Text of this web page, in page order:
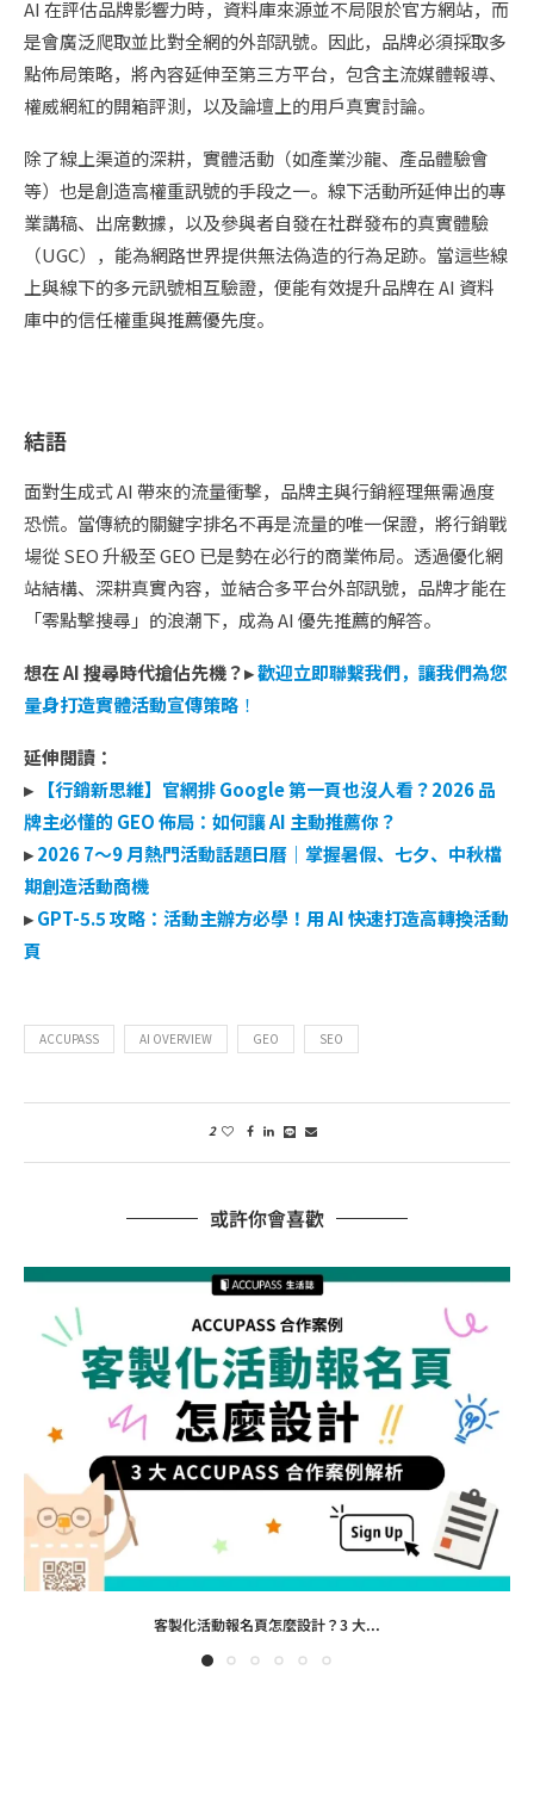
AI 在評估品牌影響力時，資料庫來源並不局限於官方網站，而
是會廣泛爬取並比對全網的外部訊號。因此，品牌必須採取多
點佈局策略，將內容延伸至第三方平台，包含主流媒體報導、
權威網紅的開箱評測，以及論壇上的用戶真實討論。
除了線上渠道的深耕，實體活動（如產業沙龍、產品體驗會
等）也是創造高權重訊號的手段之一。線下活動所延伸出的專
業講稿、出席數據，以及參與者自發在社群發布的真實體驗
（UGC），能為網路世界提供無法偽造的行為足跡。當這些線
上與線下的多元訊號相互驗證，便能有效提升品牌在 AI 資料
庫中的信任權重與推薦優先度。
結語
面對生成式 AI 帶來的流量衝擊，品牌主與行銷經理無需過度
恐慌。當傳統的關鍵字排名不再是流量的唯一保證，將行銷戰
場從 SEO 升級至 GEO 已是勢在必行的商業佈局。透過優化網
站結構、深耕真實內容，並結合多平台外部訊號，品牌才能在
「零點擊搜尋」的浪潮下，成為 AI 優先推薦的解答。
想在 AI 搜尋時代搶佔先機？▸歡迎立即聯繫我們，讓我們為您
量身打造實體活動宣傳策略 ！
延伸閱讀：
▸
【行銷新思維】官網排 Google 第一頁也沒人看？2026 品
牌主必懂的 GEO 佈局：如何讓 AI 主動推薦你？
▸2026 7～9 月熱門活動話題日曆｜掌握暑假、七夕、中秋檔
期創造活動商機
▸GPT-5.5 攻略：活動主辦方必學！用 AI 快速打造高轉換活動
頁
ACCUPASS AI OVERVIEW GEO SEO
2
或許你會喜歡
客製化活動報名頁怎麼設計？3 大...